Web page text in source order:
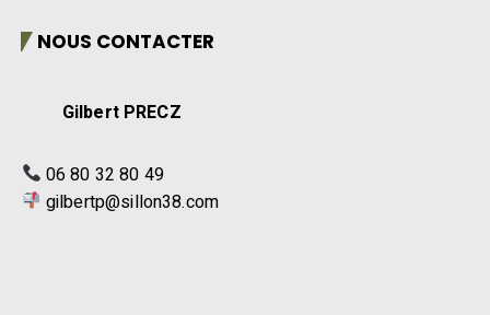
NOUS CONTACTER
Gilbert PRECZ
06 80 32 80 49
gilbertp@sillon38.com